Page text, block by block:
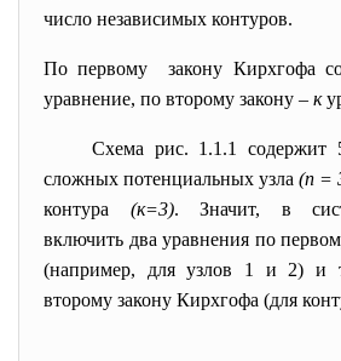
число независимых контуров.
По первому закону Кирхгофа
уравнение, по второму закону – к
Схема рис. 1.1.1 содержит
cложных потенциальных узла (n =
контура (к=3). Значит, в
включить два уравнения по
(например, для узлов 1 и 2) и
второму закону Кирхгофа (для